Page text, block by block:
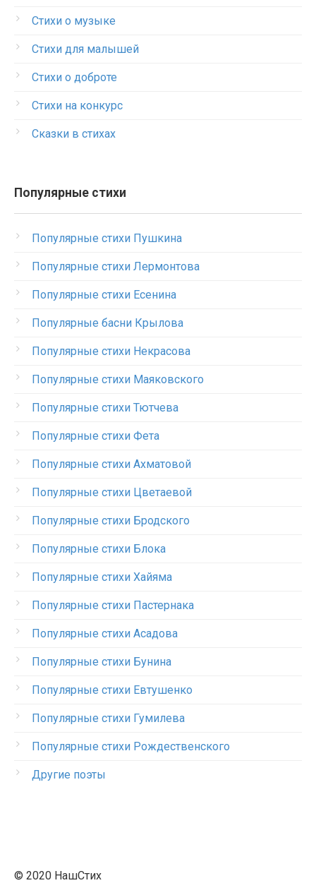
Стихи о музыке
Стихи для малышей
Стихи о доброте
Стихи на конкурс
Сказки в стихах
Популярные стихи
Популярные стихи Пушкина
Популярные стихи Лермонтова
Популярные стихи Есенина
Популярные басни Крылова
Популярные стихи Некрасова
Популярные стихи Маяковского
Популярные стихи Тютчева
Популярные стихи Фета
Популярные стихи Ахматовой
Популярные стихи Цветаевой
Популярные стихи Бродского
Популярные стихи Блока
Популярные стихи Хайяма
Популярные стихи Пастернака
Популярные стихи Асадова
Популярные стихи Бунина
Популярные стихи Евтушенко
Популярные стихи Гумилева
Популярные стихи Рождественского
Другие поэты
© 2020 НашСтих